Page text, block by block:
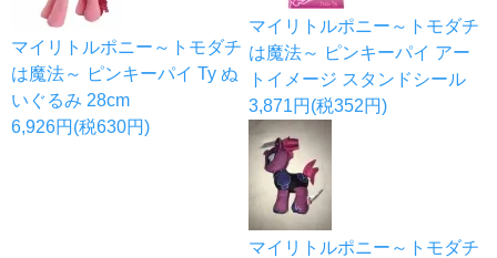
マイリトルポニー～トモダチ
は魔法～ ピンキーパイ Ty ぬ
いぐるみ 28cm
6,926円(税630円)
マイリトルポニー～トモダチ
は魔法～ ピンキーパイ アー
トイメージ スタンドシール
3,871円(税352円)
マイリトルポニー～トモダチ